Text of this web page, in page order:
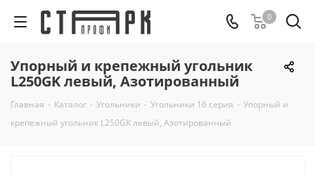
0
Упорный и крепежный угольник
L250GK левый, Азотированный
Главная - Каталог - Угольники - Угольники 16 серия - Упорный и
крепежный угольник L250GK левый, Азотированный